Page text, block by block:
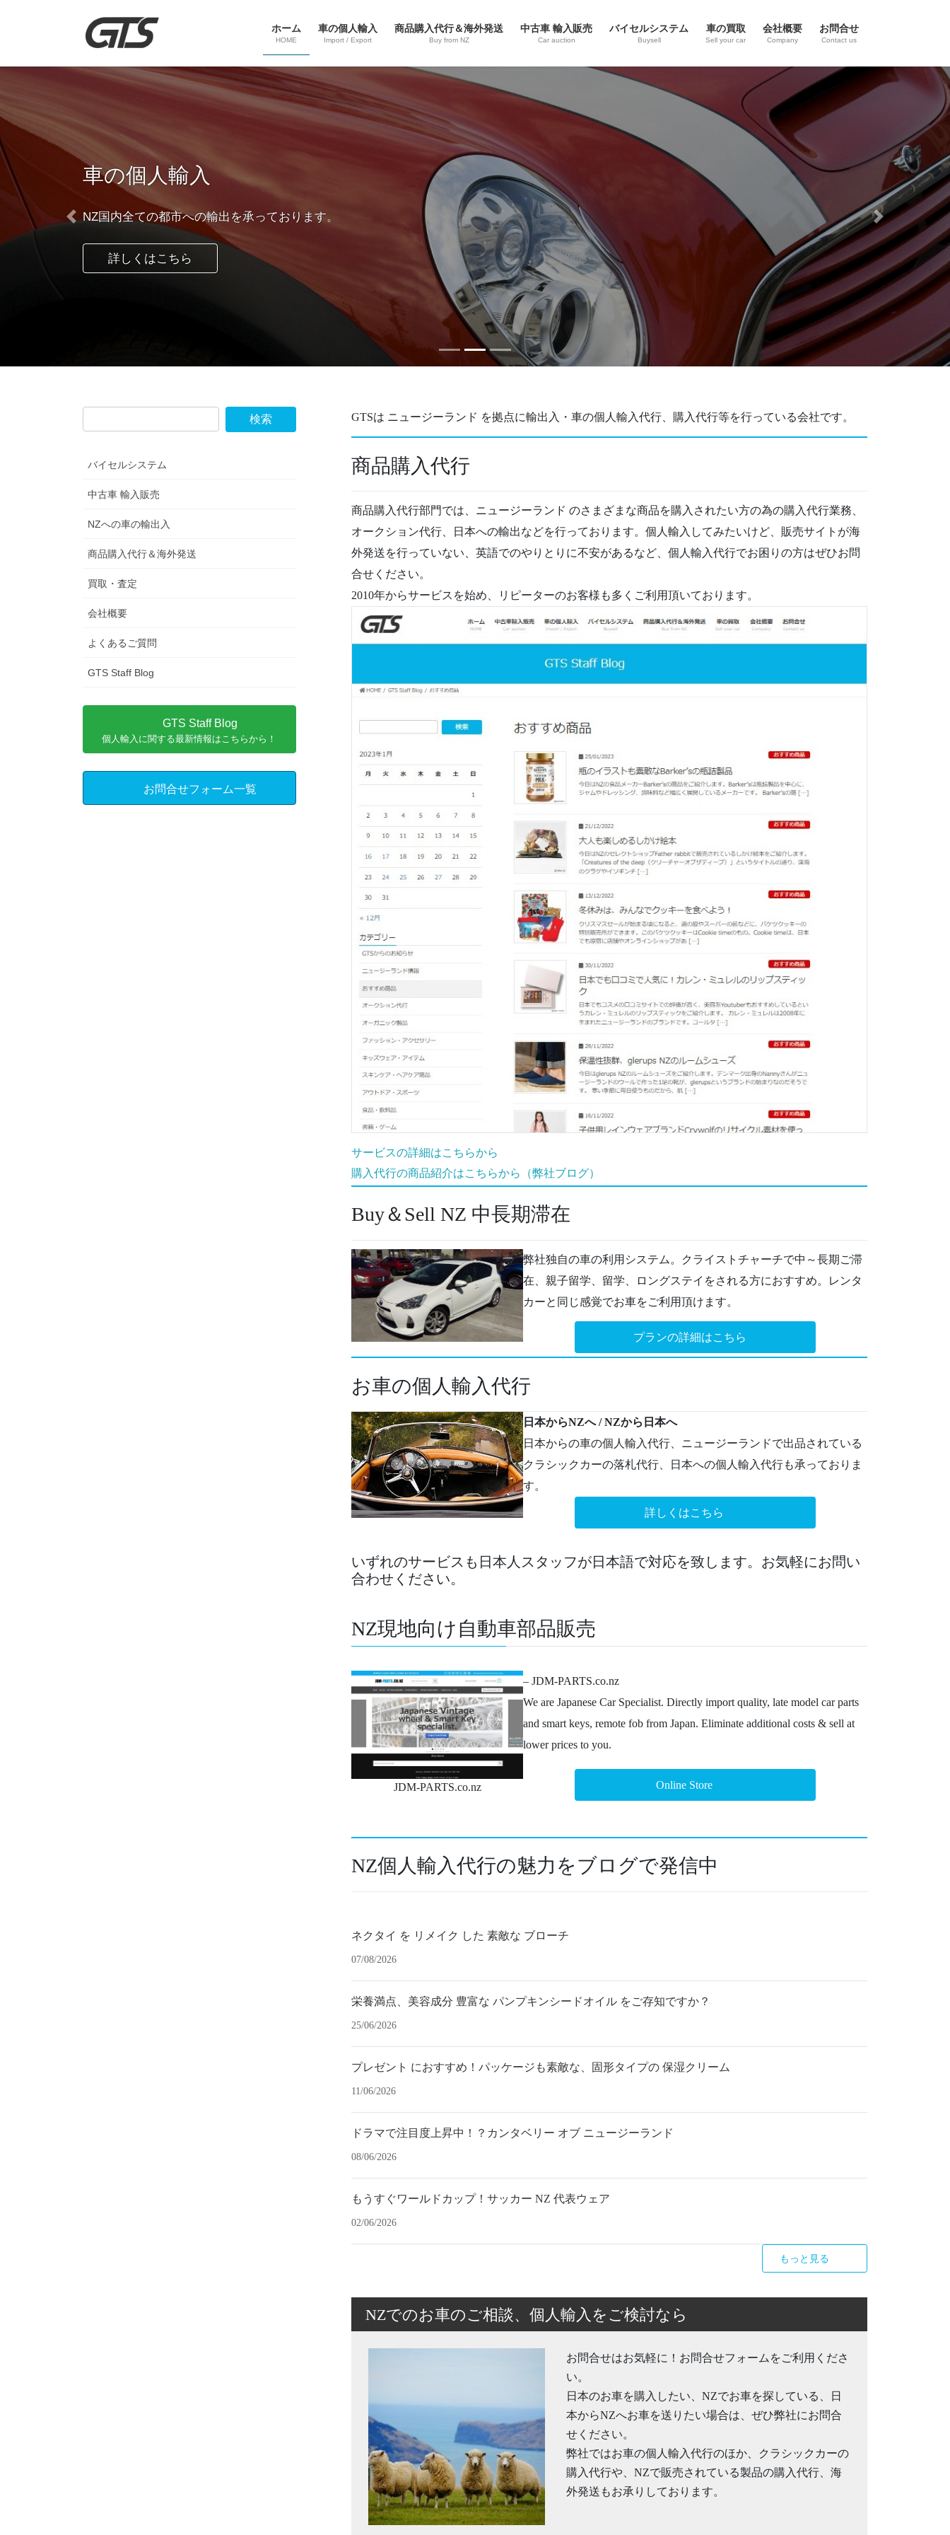
キ
ッ
プ
に
移
動
ホーム
HOME
車の個人輸入
Import / Export
商品購入代行＆海外発送
Buy from NZ
中古車 輸入販売
Car auction
バイセルシステム
Buysell
車の買取
Sell your car
会社概要
Company
お問合せ
Contact us
車の個人輸入
NZ国内全ての都市への輸出を承っております。
詳しくはこちら
Previous Next
GTSは ニュージーランド を拠点に輸出入・車の個人輸入代行、購入代行等を行っている会社です。
商品購入代行
商品購入代行部門では、ニュージーランド のさまざまな商品を購入されたい方の為の購入代行業務、
オークション代行、日本への輸出などを行っております。個人輸入してみたいけど、販売サイトが海
外発送を行っていない、英語でのやりとりに不安があるなど、個人輸入代行でお困りの方はぜひお問
合せください。
2010年からサービスを始め、リピーターのお客様も多くご利用頂いております。
サービスの詳細はこちらから
購入代行の商品紹介はこちらから（弊社ブログ）
Buy＆Sell NZ 中長期滞在
弊社独自の車の利用システム。クライストチャーチで中～長期ご滞
在、親子留学、留学、ロングステイをされる方におすすめ。レンタ
カーと同じ感覚でお車をご利用頂けます。
プランの詳細はこちら
お車の個人輸入代行
日本からNZへ / NZから日本へ
日本からの車の個人輸入代行、ニュージーランドで出品されている
クラシックカーの落札代行、日本への個人輸入代行も承っておりま
す。
詳しくはこちら
いずれのサービスも日本人スタッフが日本語で対応を致します。お気軽にお問い
合わせください。
NZ現地向け自動車部品販売
JDM-PARTS.co.nz
– JDM-PARTS.co.nz
We are Japanese Car Specialist. Directly import quality, late model car parts
and smart keys, remote fob from Japan. Eliminate additional costs & sell at
lower prices to you.
Online Store
NZ個人輸入代行の魅力をブログで発信中
ネクタイ を リメイク した 素敵な ブローチ
07/08/2026
栄養満点、美容成分 豊富な パンプキンシードオイル をご存知ですか？
25/06/2026
プレゼント におすすめ！パッケージも素敵な、固形タイプの 保湿クリーム
11/06/2026
ドラマで注目度上昇中！？カンタベリー オブ ニュージーランド
08/06/2026
もうすぐワールドカップ！サッカー NZ 代表ウェア
02/06/2026
もっと見る
NZでのお車のご相談、個人輸入をご検討なら
お問合せはお気軽に！お問合せフォームをご利用くださ
い。
日本のお車を購入したい、NZでお車を探している、日
本からNZへお車を送りたい場合は、ぜひ弊社にお問合
せください。
弊社ではお車の個人輸入代行のほか、クラシックカーの
購入代行や、NZで販売されている製品の購入代行、海
外発送もお承りしております。
バイセルシステム
中古車 輸入販売
NZへの車の輸出入
商品購入代行＆海外発送
買取・査定
会社概要
よくあるご質問
GTS Staff Blog
GTS Staff Blog
個人輸入に関する最新情報はこちらから！
お問合せフォーム一覧